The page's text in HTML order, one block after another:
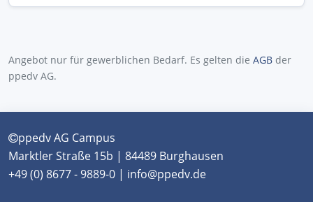
Angebot nur für gewerblichen Bedarf. Es gelten die AGB der
ppedv AG.
ppedv AG Campus
Marktler Straße 15b | 84489 Burghausen
+49 (0) 8677 - 9889-0 | info@ppedv.de